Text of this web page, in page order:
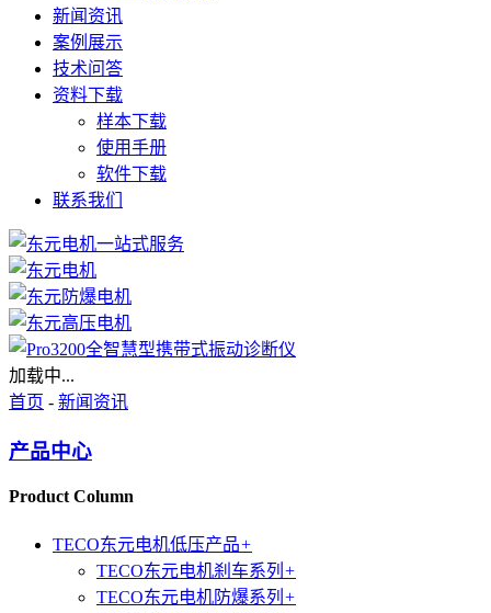
新闻资讯
案例展示
技术问答
资料下载
样本下载
使用手册
软件下载
联系我们
加载中...
首页 - 新闻资讯
产品中心
Product Column
TECO东元电机低压产品+
TECO东元电机刹车系列 +
TECO东元电机防爆系列 +